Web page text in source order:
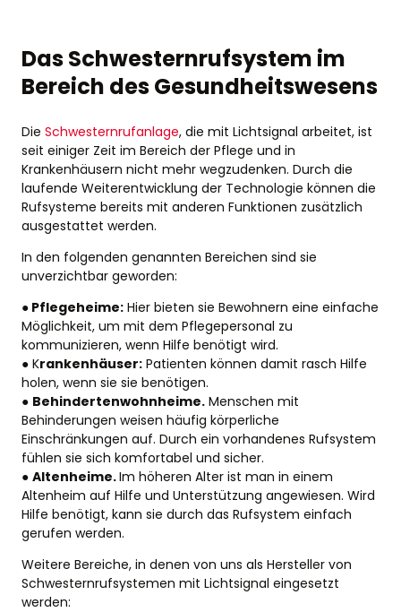
Das Schwesternrufsystem im
Bereich des Gesundheitswesens
Die Schwesternrufanlage, die mit Lichtsignal arbeitet, ist
seit einiger Zeit im Bereich der Pflege und in
Krankenhäusern nicht mehr wegzudenken. Durch die
laufende Weiterentwicklung der Technologie können die
Rufsysteme bereits mit anderen Funktionen zusätzlich
ausgestattet werden.
In den folgenden genannten Bereichen sind sie
unverzichtbar geworden:
● Pflegeheime: Hier bieten sie Bewohnern eine einfache
Möglichkeit, um mit dem Pflegepersonal zu
kommunizieren, wenn Hilfe benötigt wird.
● Krankenhäuser: Patienten können damit rasch Hilfe
holen, wenn sie sie benötigen.
● Behindertenwohnheime. Menschen mit
Behinderungen weisen häufig körperliche
Einschränkungen auf. Durch ein vorhandenes Rufsystem
fühlen sie sich komfortabel und sicher.
● Altenheime.Im höheren Alter ist man in einem
Altenheim auf Hilfe und Unterstützung angewiesen. Wird
Hilfe benötigt, kann sie durch das Rufsystem einfach
gerufen werden.
Weitere Bereiche, in denen von uns als Hersteller von
Schwesternrufsystemen mit Lichtsignal eingesetzt
werden: